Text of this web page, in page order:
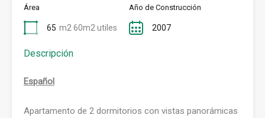
Área
65 m2 60m2 utiles
Año de Construcción
2007
Descripción
Español
Apartamento de 2 dormitorios con vistas panorámicas